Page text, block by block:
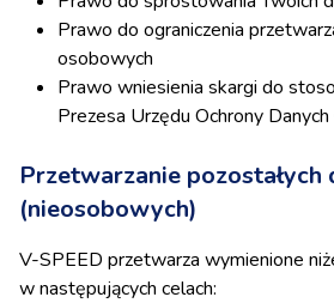
Prawo do ograniczenia
osobowych
Prawo wniesienia skargi do
Prezesa Urzędu Ochrony
Przetwarzanie pozostałych
(nieosobowych)
V-SPEED przetwarza wymienione
w następujących celach: